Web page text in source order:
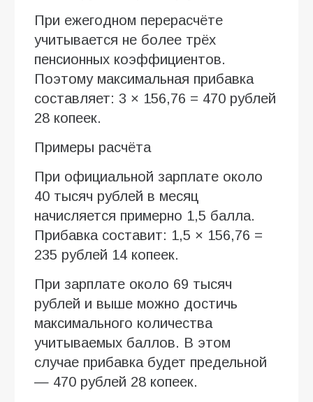
При ежегодном перерасчёте
учитывается не более трёх
пенсионных коэффициентов.
Поэтому максимальная прибавка
составляет: 3 × 156,76 = 470 рублей
28 копеек.
Примеры расчёта
При официальной зарплате около
40 тысяч рублей в месяц
начисляется примерно 1,5 балла.
Прибавка составит: 1,5 × 156,76 =
235 рублей 14 копеек.
При зарплате около 69 тысяч
рублей и выше можно достичь
максимального количества
учитываемых баллов. В этом
случае прибавка будет предельной
— 470 рублей 28 копеек.